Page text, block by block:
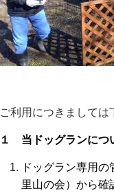
ご利用につきましては
１ 当 ドッグランにつ
ドッグラン専用
里山の会）から確